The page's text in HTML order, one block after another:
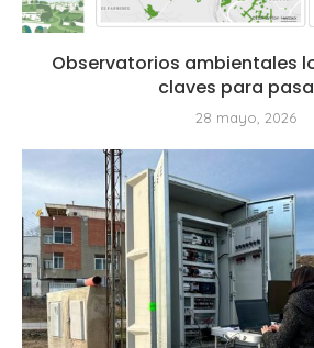
Observatorios ambientales
claves para
28 mayo, 2026